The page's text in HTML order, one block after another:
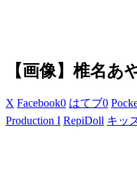
【画像】椎名あ
X Facebook0 はてブ0
Production I RepiDoll キッ